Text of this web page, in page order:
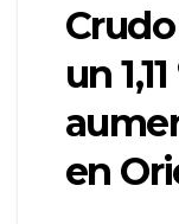
un
en